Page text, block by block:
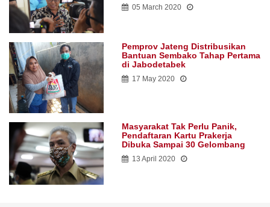
05 March 2020
Pemprov Jateng Distribusikan
Bantuan Sembako Tahap Pertama
di Jabodetabek
17 May 2020
Masyarakat Tak Perlu Panik,
Pendaftaran Kartu Prakerja
Dibuka Sampai 30 Gelombang
13 April 2020